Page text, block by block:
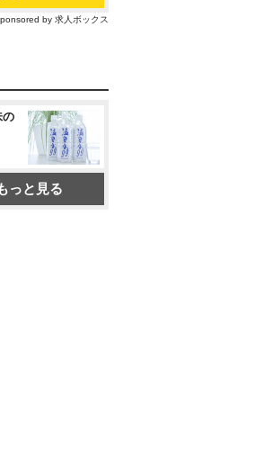
by 求人ボックス
の
っと見る